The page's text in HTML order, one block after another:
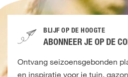
BLIJF OP DE HOOGTE
ABONNEER JE OP DE
Ontvang seizoensgebonden
en inspiratie voor je tuin,